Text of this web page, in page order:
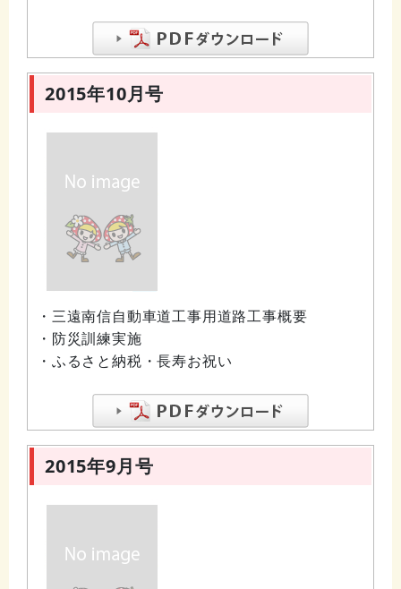
2015年10月号
・三遠南信自動車道工事用道路工事概要
・防災訓練実施
・ふるさと納税・長寿お祝い
2015年9月号